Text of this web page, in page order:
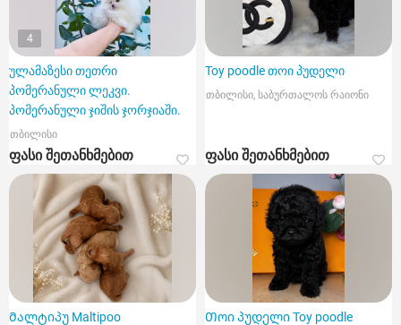
4
ულამაზესი თეთრი
პომერანული ლეკვი.
პომერანული ჯიშის ჯორჯიაში.
თბილისი
ფასი შეთანხმებით
Toy poodle თოი პუდელი
თბილისი, საბურთალოს რაიონი
ფასი შეთანხმებით
Მალტიპუ Maltipoo Თოი პუდელი Toy poodle